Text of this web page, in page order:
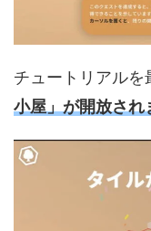
チュートリアルを
小屋」が開放され